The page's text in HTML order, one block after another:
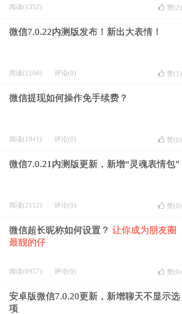
阅读(1352) 赞(2)
微信7.0.22内测版发布！新出大表情！
阅读(2106) 评论(0) 赞(1 )
微信提现如何操作免手续费？
阅读(1941) 评论(0) 赞(0)
微信7.0.21内测版更新，新增“灵魂表情包”
阅读(2112) 评论(0) 赞(0)
微信超长昵称如何设置？ 让你成为朋友圈
最靓的仔
阅读(6957) 评论(0) 赞(0)
安卓版微信7.0.20更新，新增聊天不显示选
项